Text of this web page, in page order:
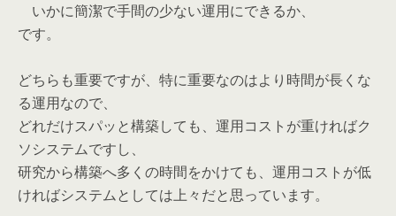
いかに簡潔で手間の少ない運用にできるか、
です。
どちらも重要ですが、特に重要なのはより時間が長くな
る運用なので、
どれだけスパッと構築しても、運用コストが重ければク
ソシステムですし、
研究から構築へ多くの時間をかけても、運用コストが低
ければシステムとしては上々だと思っています。